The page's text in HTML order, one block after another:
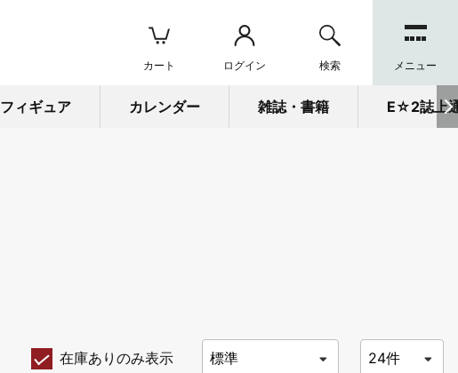
カート ログイン 検索 メニュー
フィギュア カレンダー 雑誌・書籍 E☆2誌上
在庫ありのみ表示